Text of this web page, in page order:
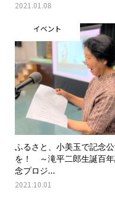
2021.01.08
イベント
ふるさと、小美玉で記念
を！ ～滝平二郎生誕百
念プロジ...
2021.10.01